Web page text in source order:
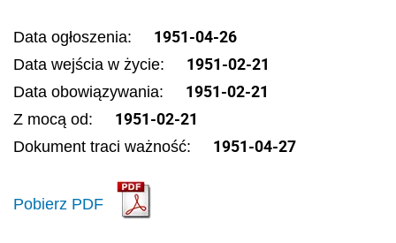
Data ogłoszenia: 1951-04-26
Data wejścia w życie: 1951-02-21
Data obowiązywania: 1951-02-21
Z mocą od: 1951-02-21
Dokument traci ważność: 1951-04-27
Pobierz PDF